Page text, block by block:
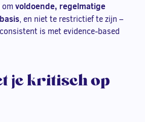
omvoldoende, regelmatige
, en niet te restrictief te zijn –
is met evidence‑based
je kritisch op